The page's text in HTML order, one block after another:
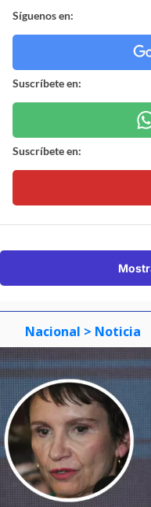
Síguenos en:
Suscríbete en:
Suscríbete en:
Nacional > Noticia